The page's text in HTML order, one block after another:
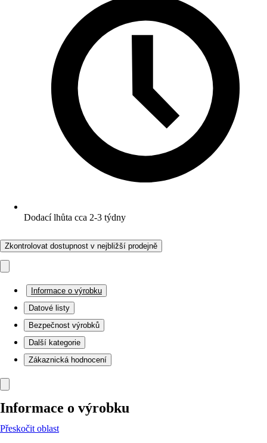
Dodací lhůta cca 2-3 týdny
Zkontrolovat dostupnost v nejbližší prodejně
Informace o výrobku
Datové listy
Bezpečnost výrobků
Další kategorie
Zákaznická hodnocení
Informace o výrobku
Přeskočit oblast